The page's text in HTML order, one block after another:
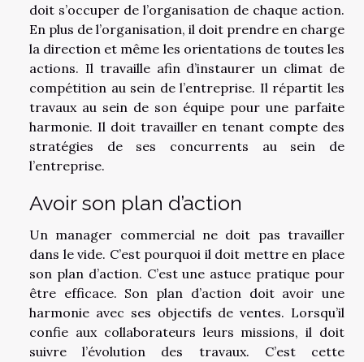
doit s’occuper de l’organisation de chaque action.
En plus de l’organisation, il doit prendre en charge
la direction et même les orientations de toutes les
actions. Il travaille afin d’instaurer un climat de
compétition au sein de l’entreprise. Il répartit les
travaux au sein de son équipe pour une parfaite
harmonie. Il doit travailler en tenant compte des
stratégies de ses concurrents au sein de
l’entreprise.
Avoir son plan d’action
Un manager commercial ne doit pas travailler
dans le vide. C’est pourquoi il doit mettre en place
son plan d’action. C’est une astuce pratique pour
être efficace. Son plan d’action doit avoir une
harmonie avec ses objectifs de ventes. Lorsqu’il
confie aux collaborateurs leurs missions, il doit
suivre l’évolution des travaux. C’est cette